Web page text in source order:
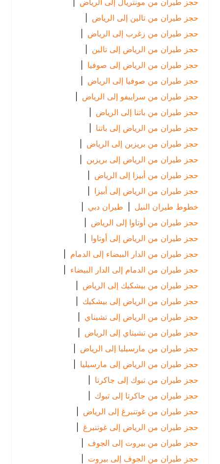
حجز طيران من مونتريال إلى الرياض
|
حجز طيران من تالين إلى الرياض
|
حجز طيران من زغرب إلى الرياض
|
حجز طيران من الرياض إلى تالين
|
حجز طيران من الرياض إلى صوفيا
|
حجز طيران من صوفيا إلى الرياض
|
حجز طيران من سراييفو إلى الرياض
|
حجز طيران من باتنا إلى الرياض
|
حجز طيران من الرياض إلى باتنا |
حجز طيران من بريزبن إلى الرياض
|
حجز طيران من الرياض إلى بريزبن |
حجز طيران من أبيزا إلى الرياض
|
حجز طيران من الرياض إلى أبيزا
خطوط طيران النيل | طيران دبي |
حجز طيران من أوتاوا إلى الرياض
|
حجز طيران من الرياض إلى أوتاوا |
حجز طيران من الدار البيضاء إلى الدمام
|
حجز طيران من الدمام إلى الدار البيضاء |
حجز طيران من بيشكيك إلى الرياض
|
حجز طيران من الرياض إلى بيشكيك |
حجز طيران من الرياض إلى تشيناي |
حجز طيران من تشيناي إلى الرياض
|
حجز طيران من مارسيليا إلى الرياض
|
حجز طيران من الرياض إلى مارسيليا |
حجز طيران من تبوك إلى جاكرتا
|
حجز طيران من جاكرتا إلى تبوك
|
حجز طيران من غوتنبرغ إلى الرياض
|
حجز طيران من الرياض إلى غوتنبرغ |
حجز طيران من بيروت إلى الجوف |
حجز طيران من الجوف إلى بيروت
|